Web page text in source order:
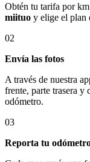
Obtén tu tarifa por
miituo y elige el plan
02
Envía las fotos
A través de nuestra
frente, parte trasera y
odómetro.
03
Reporta tu